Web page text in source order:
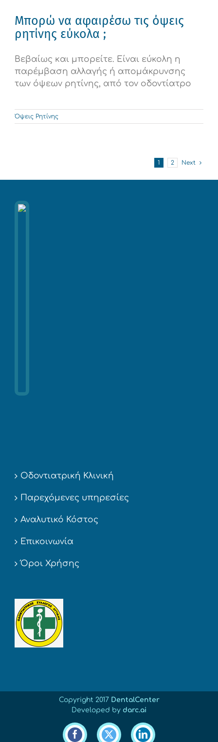
Μπορώ να αφαιρέσω τις όψεις
ρητίνης εύκολα ;
Βεβαίως και μπορείτε. Είναι εύκολη η
παρέμβαση αλλαγής ή απομάκρυνσης
των όψεων ρητίνης, από τον οδοντίατρο
Όψεις Ρητίνης
1 2 Next
Οδοντιατρική Κλινική
Παρεχόμενες υπηρεσίες
Αναλυτικό Κόστος
Επικοινωνία
Όροι Χρήσης
Copyright 2017 DentalCenter
Developed by darc.ai
Facebook X LinkedIn